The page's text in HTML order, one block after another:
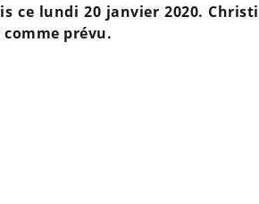
ce lundi 20 janvier 2020.
prévu.